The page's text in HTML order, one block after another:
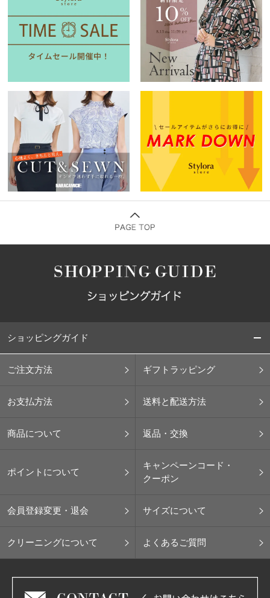
ショッピングガイド
ご注文方法 ギフトラッピング
お支払方法 送料と配送方法
商品について 返品・交換
ポイントについて
キャンペーンコード・
クーポン
会員登録変更・退会 サイズについて
クリーニングについて よくあるご質問